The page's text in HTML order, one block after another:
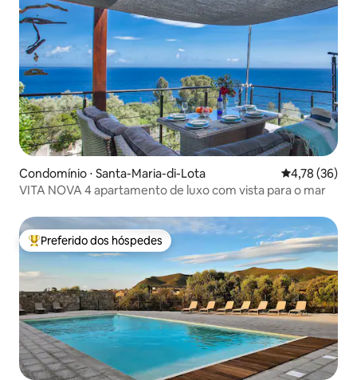
Condomínio ⋅ Santa-Maria-di-Lota 4,78 de uma
4,78 (36)
VITA NOVA 4 apartamento de luxo com vista para o mar
Entre os melhores preferidos dos hóspedes
Preferido dos hóspedes